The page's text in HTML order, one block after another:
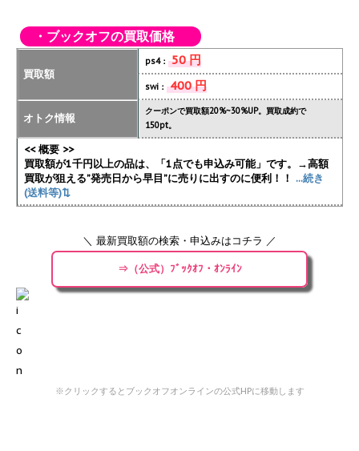
・ブックオフの買取価格
買取額
ps4： 50 円
swi： 400 円
オトク情報
クーポンで買取額20%~30%UP。買取成約で
150pt。
<< 概要 >>
買取額が1千円以上の品は、「1点でも申込み可能」です。→高額
買取が狙える”発売日から早目”に売りに出すのに便利！！ ...続き
(送料等)⇅
＼ 最新買取額の検索・申込みはコチラ ／
⇒（公式）ﾌﾞｯｸｵﾌ・ｵﾝﾗｲﾝ
※クリックするとブックオフオンラインの公式HPに移動します